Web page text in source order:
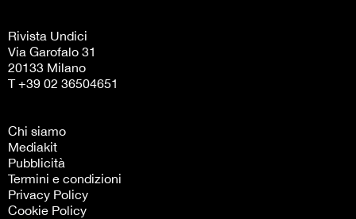
Rivista Undici
Via Garofalo 31
20133 Milano
T +39 02 36504651
Chi siamo
Mediakit
Pubblicità
Termini e condizioni
Privacy Policy
Cookie Policy